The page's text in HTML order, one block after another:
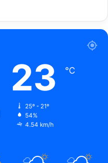
23 ℃
25º - 21º
54%
4.54 km/h